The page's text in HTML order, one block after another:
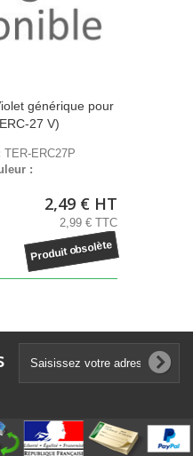
générique pour
27 V)
TER-ERC27P
:
2,49 € HT
2,99 € TTC
Produit obsolète